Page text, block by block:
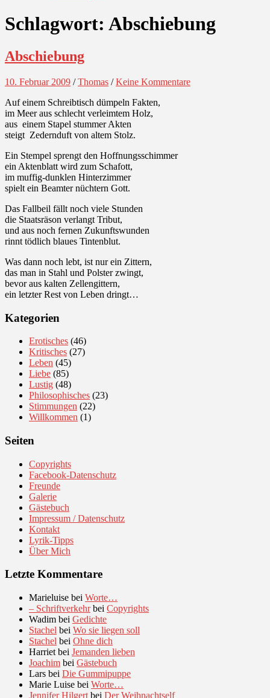
Schlagwort: Abschiebung
Abschiebung
10. Februar 2009 /Thomas /Keine Kommentare
Auf einem Schreibtisch dümpeln Fakten,
im Meer aus schlecht verleimtem Holz,
aus einem Stapel stummer Akten
steigt Zedernduft von altem Stolz.
Ein Stempel sprengt den Hoffnungsschimmer
ein Aktenblatt wird zum Schafott,
im muffig-dunklen Hinterzimmer
spielt ein Beamter nüchtern Gott.
Das Fallbeil fällt noch viele Stunden
die Staatsräson verlangt Tribut,
und aus noch fernen Zukunftswunden
rinnt tödlich blaues Tintenblut.
Was dann noch lebt, ist nur ein Zittern,
das man in Stahl und Polster zwingt,
bevor aus kalten Zellengittern,
ein letzter Rest von Leben dringt…
Kategorien
Erotisches (46)
Kritisches (27)
Leben (45)
Liebe (85)
Lustig (48)
Philosophisches (23)
Stimmungen (22)
Willkommen (1)
Seiten
Copyrights
Facebook-Datenschutz
Freunde
Galerie
Gästebuch
Impressum / Datenschutz
Kontakt
Lyrik-Tipps
Über Mich
Letzte Kommentare
Marieluise bei Worte…
– Schriftverkehrbei Copyrights
Wadim bei Gedichte
Stachel bei Wo sie liegen soll
Stachel bei Ohne dich
Harriet bei Jemanden lieben
Joachim bei Gästebuch
Lars bei Die Gummipuppe
Marie Luise bei Worte…
Jennifer Hilgert bei Der Weihnachtself